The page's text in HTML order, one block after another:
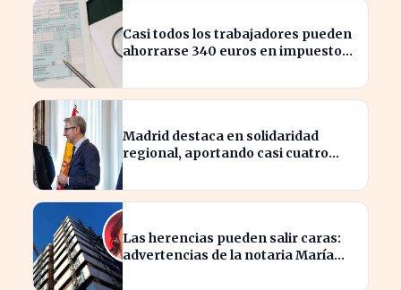
Casi todos los trabajadores pueden
ahorrarse 340 euros en impuestos,
Madrid destaca en solidaridad
regional, aportando casi cuatro
Las herencias pueden salir caras:
advertencias de la notaria María